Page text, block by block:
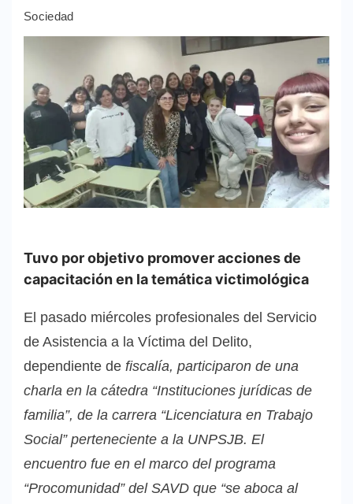
Sociedad
Tuvo por objetivo promover acciones de
capacitación en la temática victimológica
El pasado miércoles profesionales del Servicio
de Asistencia a la Víctima del Delito,
dependiente de fiscalía, participaron de una
charla en la cátedra “Instituciones jurídicas de
familia”, de la carrera “Licenciatura en Trabajo
Social” perteneciente a la UNPSJB. El
encuentro fue en el marco del programa
“Procomunidad” del SAVD que “se aboca al